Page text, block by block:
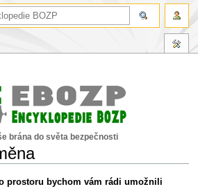
brána do světa bezpečnosti
prostoru bychom vám rádi umožnili